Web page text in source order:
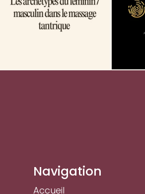
Navigation
Accueil